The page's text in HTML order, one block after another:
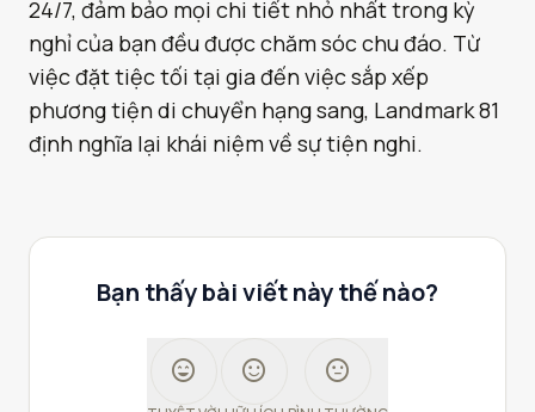
24/7, đảm bảo mọi chi tiết nhỏ nhất trong kỳ
nghỉ của bạn đều được chăm sóc chu đáo. Từ
việc đặt tiệc tối tại gia đến việc sắp xếp
phương tiện di chuyển hạng sang, Landmark 81
định nghĩa lại khái niệm về sự tiện nghi.
Bạn thấy bài viết này thế nào?
sentiment_very_satisfied sentiment_satisfied sentiment_neutral